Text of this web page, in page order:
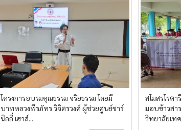
โครงการอบรมคุณธรรม จริยธรรม โดยมี
บาทหลวงพีรภัทร วิจิตรวงศ์ ผู้ช่วยศูนย์ซาร์
นิลลี่ เฮาส์...
สโมสรโรต
มอบข้าวสา
วิทยาลัยเท